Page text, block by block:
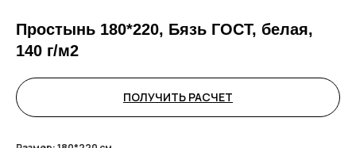
Простынь 180*220, Бязь ГОСТ, белая,
140 г/м2
ПОЛУЧИТЬ РАСЧЕТ